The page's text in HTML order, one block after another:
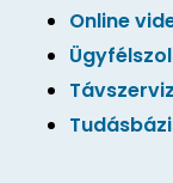
Online